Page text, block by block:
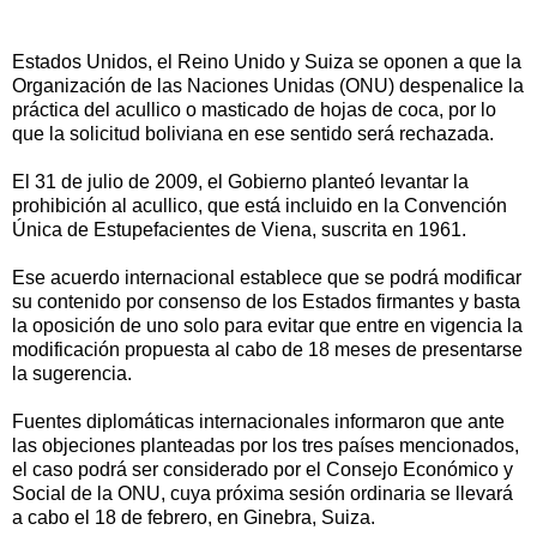
Estados Unidos, el Reino Unido y Suiza se oponen a que la
Organización de las Naciones Unidas (ONU) despenalice la
práctica del acullico o masticado de hojas de coca, por lo
que la solicitud boliviana en ese sentido será rechazada.
El 31 de julio de 2009, el Gobierno planteó levantar la
prohibición al acullico, que está incluido en la Convención
Única de Estupefacientes de Viena, suscrita en 1961.
Ese acuerdo internacional establece que se podrá modificar
su contenido por consenso de los Estados firmantes y basta
la oposición de uno solo para evitar que entre en vigencia la
modificación propuesta al cabo de 18 meses de presentarse
la sugerencia.
Fuentes diplomáticas internacionales informaron que ante
las objeciones planteadas por los tres países mencionados,
el caso podrá ser considerado por el Consejo Económico y
Social de la ONU, cuya próxima sesión ordinaria se llevará
a cabo el 18 de febrero, en Ginebra, Suiza.